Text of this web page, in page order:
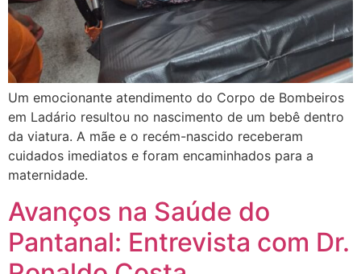
Um emocionante atendimento do Corpo de Bombeiros
em Ladário resultou no nascimento de um bebê dentro
da viatura. A mãe e o recém-nascido receberam
cuidados imediatos e foram encaminhados para a
maternidade.
Avanços na Saúde do
Pantanal: Entrevista com Dr.